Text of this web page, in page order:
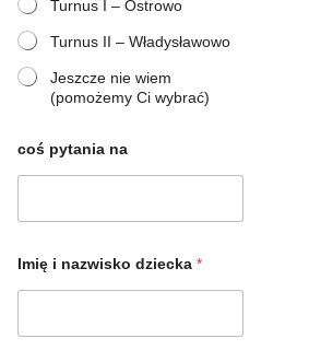
Turnus I – Ostrowo
Turnus II – Władysławowo
Jeszcze nie wiem
(pomożemy Ci wybrać)
coś pytania na
Imię i nazwisko dziecka *